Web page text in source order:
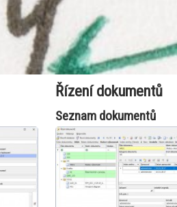
Řízení dokumentů
Seznam dokumentů